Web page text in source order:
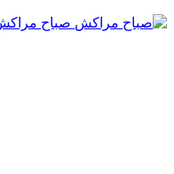
صباح مراكش